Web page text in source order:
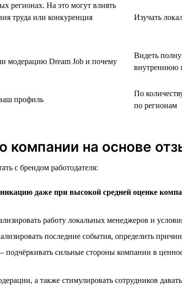
регионах. На это могут влиять
труда или конкуренция
Изучать
модерацию Dream Job и почему
Видеть
внутреннюю
профиль
По
по регионам
на основе
с брендом работодателя:
даже при высокой средней оценке
работу локальных менеджеров и
последние события, определить
подчёркивать сильные стороны компании в
а также стимулировать сотрудников